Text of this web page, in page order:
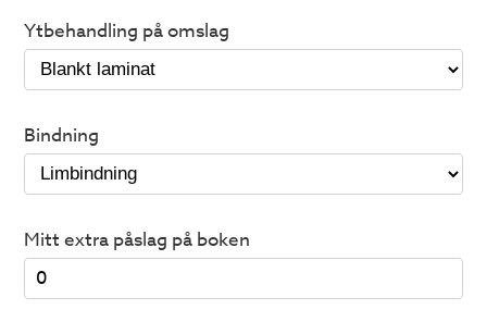
Ytbehandling på omslag
Bindning
Mitt extra påslag på boken